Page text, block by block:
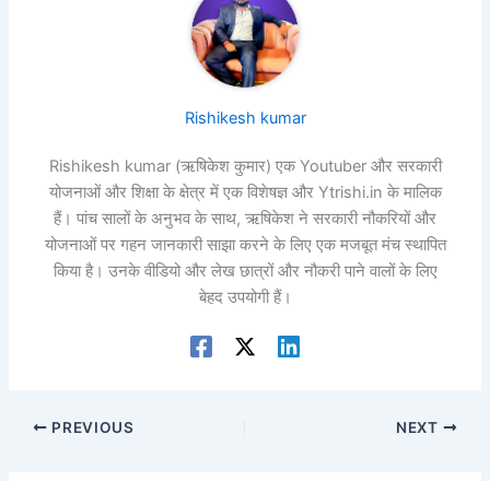
Rishikesh kumar
Rishikesh kumar (ऋषिकेश कुमार) एक Youtuber और सरकारी
योजनाओं और शिक्षा के क्षेत्र में एक विशेषज्ञ और Ytrishi.in के मालिक
हैं। पांच सालों के अनुभव के साथ, ऋषिकेश ने सरकारी नौकरियों और
योजनाओं पर गहन जानकारी साझा करने के लिए एक मजबूत मंच स्थापित
किया है। उनके वीडियो और लेख छात्रों और नौकरी पाने वालों के लिए
बेहद उपयोगी हैं।
PREVIOUS NEXT